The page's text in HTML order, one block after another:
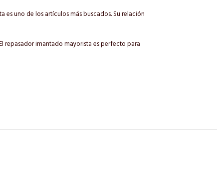
uno de los artículos más buscados. Su relación
repasador imantado mayorista es perfecto para